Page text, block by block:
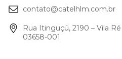
contato@catelhlm.com.br
Rua Itinguçú, 2190 – Vila
03658-001